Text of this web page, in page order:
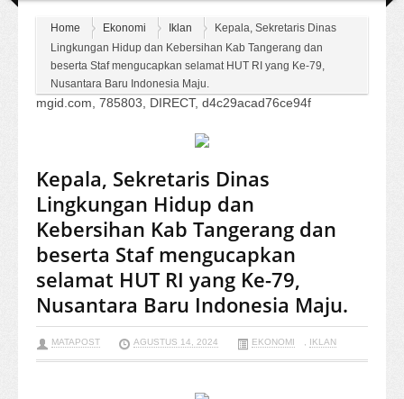
Home Ekonomi Iklan
Kepala, Sekretaris Dinas
Lingkungan Hidup dan Kebersihan Kab Tangerang dan
beserta Staf mengucapkan selamat HUT RI yang Ke-79,
Nusantara Baru Indonesia Maju.
mgid.com, 785803, DIRECT, d4c29acad76ce94f
Kepala, Sekretaris Dinas
Lingkungan Hidup dan
Kebersihan Kab Tangerang dan
beserta Staf mengucapkan
selamat HUT RI yang Ke-79,
Nusantara Baru Indonesia Maju.
MATAPOST AGUSTUS 14, 2024 EKONOMI , IKLAN